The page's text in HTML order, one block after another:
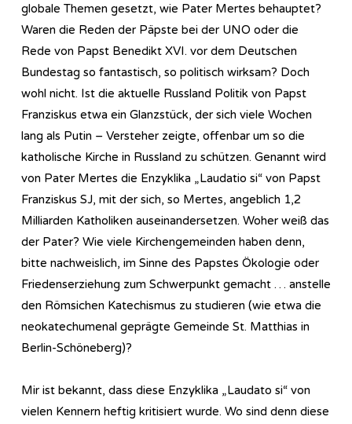
globale Themen gesetzt, wie Pater Mertes behauptet?
Waren die Reden der Päpste bei der UNO oder die
Rede von Papst Benedikt XVI. vor dem Deutschen
Bundestag so fantastisch, so politisch wirksam? Doch
wohl nicht. Ist die aktuelle Russland Politik von Papst
Franziskus etwa ein Glanzstück, der sich viele Wochen
lang als Putin – Versteher zeigte, offenbar um so die
katholische Kirche in Russland zu schützen. Genannt wird
von Pater Mertes die Enzyklika „Laudatio si“ von Papst
Franziskus SJ, mit der sich, so Mertes, angeblich 1,2
Milliarden Katholiken auseinandersetzen. Woher weiß das
der Pater? Wie viele Kirchengemeinden haben denn,
bitte nachweislich, im Sinne des Papstes Ökologie oder
Friedenserziehung zum Schwerpunkt gemacht … anstelle
den Römsichen Katechismus zu studieren (wie etwa die
neokatechumenal geprägte Gemeinde St. Matthias in
Berlin-Schöneberg)?
Mir ist bekannt, dass diese Enzyklika „Laudato si“ von
vielen Kennern heftig kritisiert wurde. Wo sind denn diese